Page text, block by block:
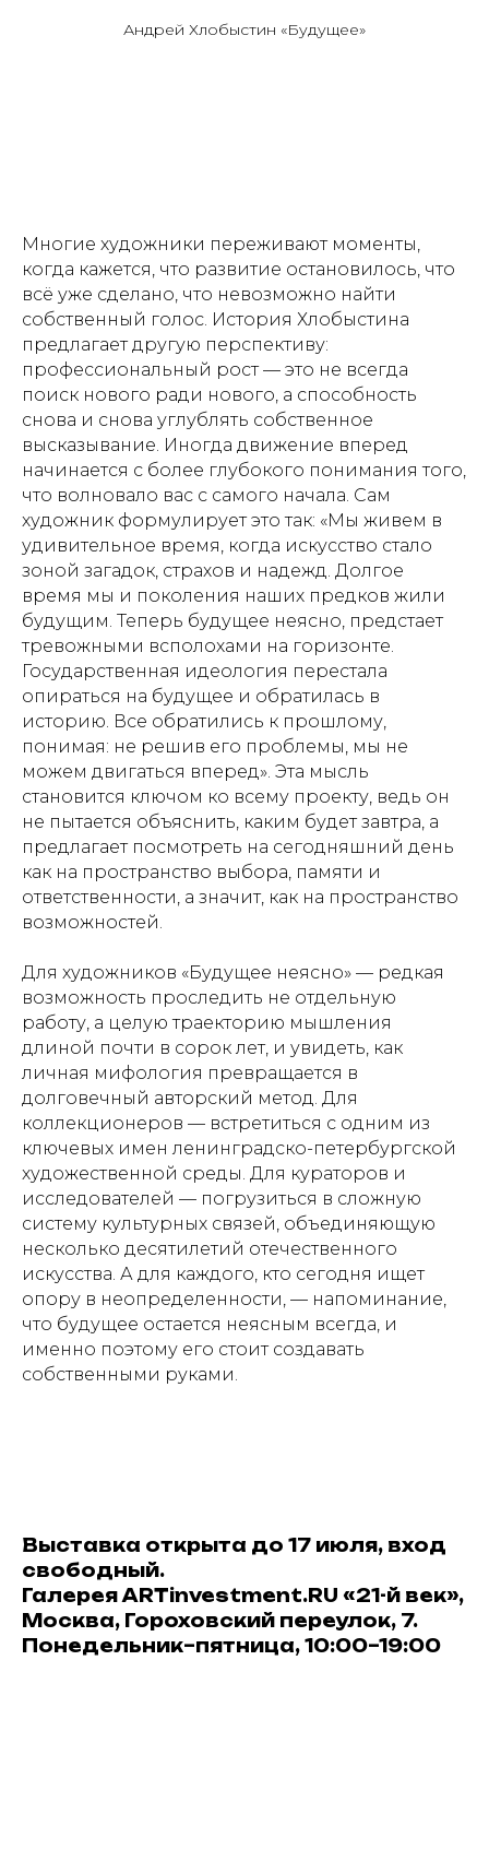
Андрей Хлобыстин «Будущее»
Многие художники переживают моменты,
когда кажется, что развитие остановилось, что
всё уже сделано, что невозможно найти
собственный голос. История Хлобыстина
предлагает другую перспективу:
профессиональный рост — это не всегда
поиск нового ради нового, а способность
снова и снова углублять собственное
высказывание. Иногда движение вперед
начинается с более глубокого понимания того,
что волновало вас с самого начала. Сам
художник формулирует это так: «Мы живем в
удивительное время, когда искусство стало
зоной загадок, страхов и надежд. Долгое
время мы и поколения наших предков жили
будущим. Теперь будущее неясно, предстает
тревожными всполохами на горизонте.
Государственная идеология перестала
опираться на будущее и обратилась в
историю. Все обратились к прошлому,
понимая: не решив его проблемы, мы не
можем двигаться вперед». Эта мысль
становится ключом ко всему проекту, ведь он
не пытается объяснить, каким будет завтра, а
предлагает посмотреть на сегодняшний день
как на пространство выбора, памяти и
ответственности, а значит, как на пространство
возможностей.
Для художников «Будущее неясно» — редкая
возможность проследить не отдельную
работу, а целую траекторию мышления
длиной почти в сорок лет, и увидеть, как
личная мифология превращается в
долговечный авторский метод. Для
коллекционеров — встретиться с одним из
ключевых имен ленинградско-петербургской
художественной среды. Для кураторов и
исследователей — погрузиться в сложную
систему культурных связей, объединяющую
несколько десятилетий отечественного
искусства. А для каждого, кто сегодня ищет
опору в неопределенности, — напоминание,
что будущее остается неясным всегда, и
именно поэтому его стоит создавать
собственными руками.
Выставка открыта до 17 июля, вход
свободный.
Галерея ARTinvestment.RU «21-й век»,
Москва, Гороховский переулок, 7.
Понедельник–пятница, 10:00–19:00